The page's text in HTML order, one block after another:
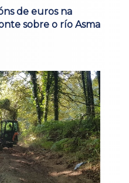
de euros na
sobre o río Asma